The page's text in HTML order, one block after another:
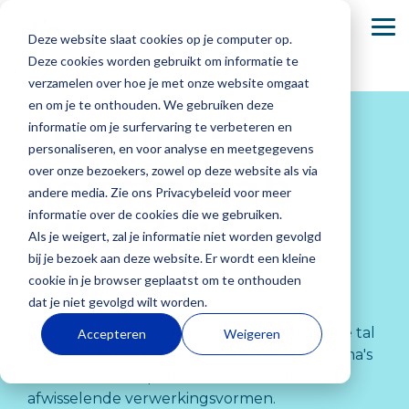
Deze website slaat cookies op je computer op.
Deze cookies worden gebruikt om informatie te
verzamelen over hoe je met onze website omgaat
en om je te onthouden. We gebruiken deze
informatie om je surfervaring te verbeteren en
personaliseren, en voor analyse en meetgegevens
over onze bezoekers, zowel op deze website als via
andere media. Zie ons Privacybeleid voor meer
informatie over de cookies die we gebruiken.
Als je weigert, zal je informatie niet worden gevolgd
bij je bezoek aan deze website. Er wordt een kleine
cookie in je browser geplaatst om te onthouden
dat je niet gevolgd wilt worden.
Accepteren Weigeren
main
Basisonderwijs
Elke dag zie
je jouw
leerlingen
groeien. Bij
Dia begrijpen
waardevol
het is om
Secundair
onderwijs
Onderwijs
draait niet
alleen om
punten,
groei van
elke leerling.
leerlingen
en
begeleiders
Ouders,
leerlingen en
begeleiders
we de
Basisonderwijs
Dia-groeiwijzer
Dia-LVS-toetsen
Diaplus: oefenmateriaal
Secundair onderwijs
Dia-groeiwijzer
Dia-LVS-toetsen
Onze Academie
Dia komt naar jou
Over ons
Wij zijn
ontwikkelaar
en uitgever
van het
adaptieve
leerlingvolgsysteem
en
Werken bij
Dia
Bij Dia
werken we
met een
enthousiast
richting
geven aan
vragen
Je vindt hier
op
veelgestelde
over
de
Diaplus:
Tekstenlab
Klassiek
Engels
In Diaplus Tekstenlab Klassien Engels vind je tal
van verschillende teksten ingedeeld in thema's
afwisselende verwerkingsvormen.